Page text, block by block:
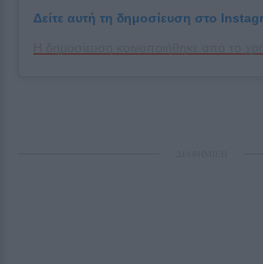
Δείτε αυτή τη δημοσίευση στο